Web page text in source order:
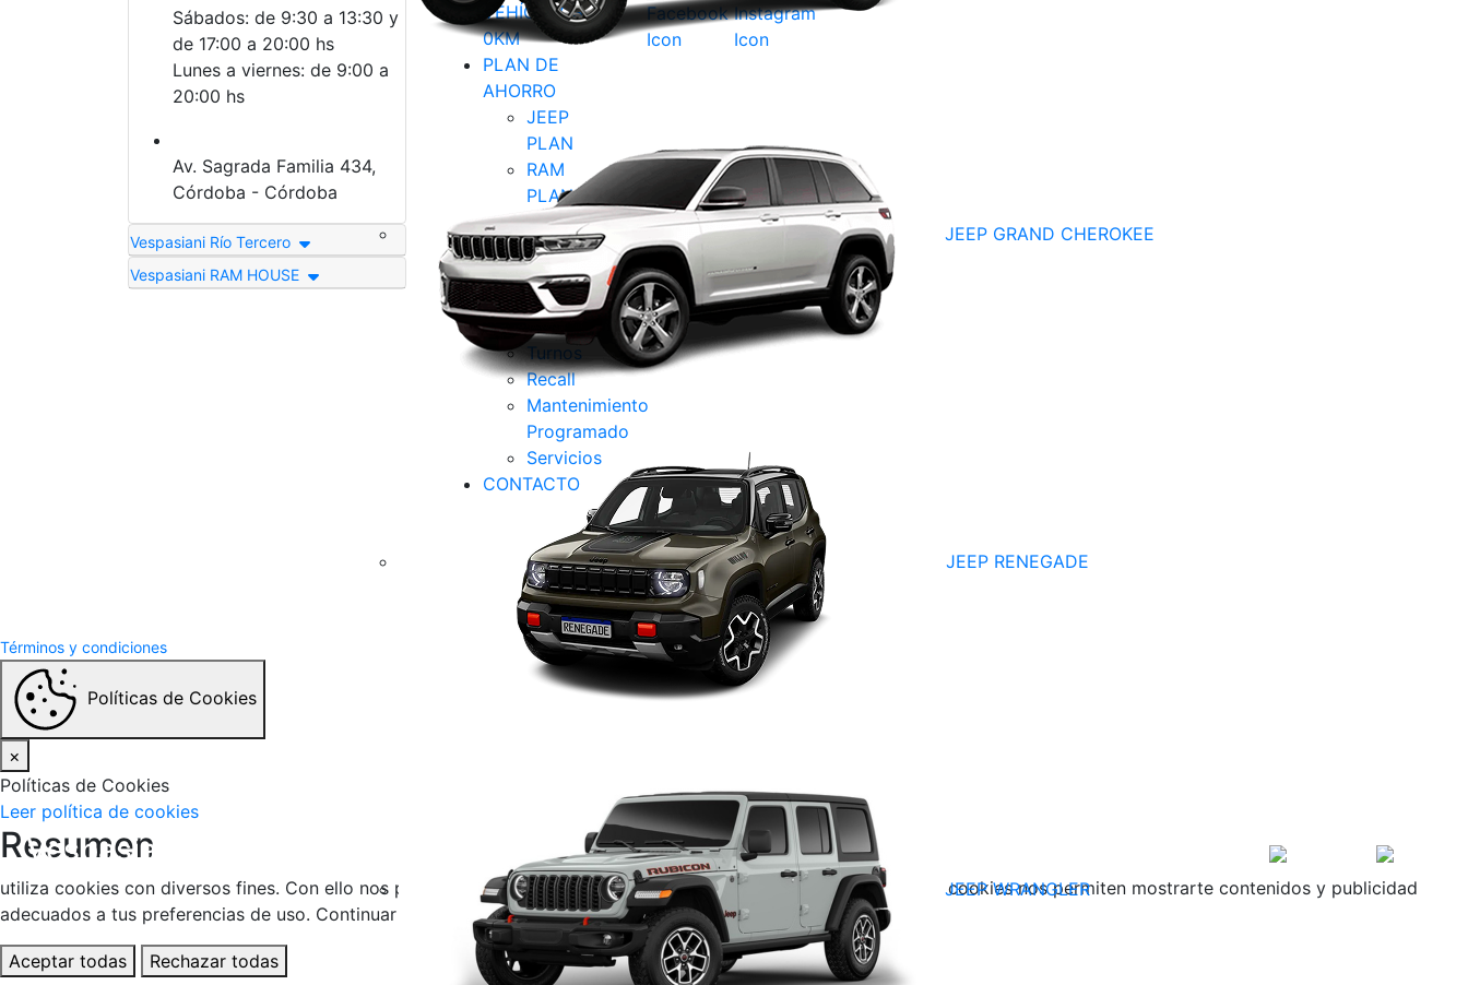
Vespasiani Jeep
JEEP GRAND CHEROKEE
JEEP RENEGADE
JEEP WRANGLER
Sábados: de 9:30 a 13:30 y
de 17:00 a 20:00 hs
Lunes a viernes: de 9:00 a
20:00 hs
Av. Sagrada Familia 434,
Córdoba - Córdoba
Vespasiani Río Tercero
Vespasiani RAM HOUSE
VEHÍCULOS
0KM
PLAN DE
AHORRO
JEEP
PLAN
RAM
PLAN
Pacto
Claro
POSTVENTA
Custom y
Accesorios
Turnos
Recall
Mantenimiento
Programado
Servicios
CONTACTO
© Copyright Stellantis 2026
Términos y CondicionesPoliticas de privacidad
Términos y condiciones
Políticas de Cookies
×
Políticas de Cookies
Leer política de cookies
Resumen
utiliza cookies con diversos fines. Con ello nos proponemos facilitarte el uso de nuestra página web. Además, las cookies nos permiten mostrarte contenidos y publicidad
adecuados a tus preferencias de uso. Continuar con la navegación implica aceptar nuestra política de cookies.
Aceptar todas Rechazar todas